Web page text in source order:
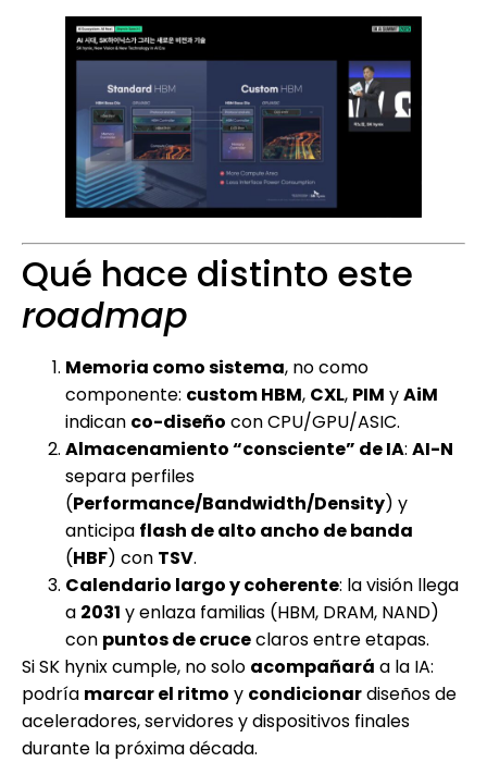
Qué hace distinto este
roadmap
Memoria como sistema, no como
componente: custom HBM, CXL, PIM yAiM
indican co-diseño con CPU/GPU/ASIC.
Almacenamiento “consciente” de IA: AI-N
separa perfiles
(Performance/Bandwidth/Density) y
anticipa flash de alto ancho de banda
(HBF) con TSV.
Calendario largo y coherente: la visión llega
a 2031 y enlaza familias (HBM, DRAM, NAND)
con puntos de cruceclaros entre etapas.
Si SK hynix cumple, no solo acompañará a la IA:
podría marcar el ritmo y condicionardiseños de
aceleradores, servidores y dispositivos finales
durante la próxima década.